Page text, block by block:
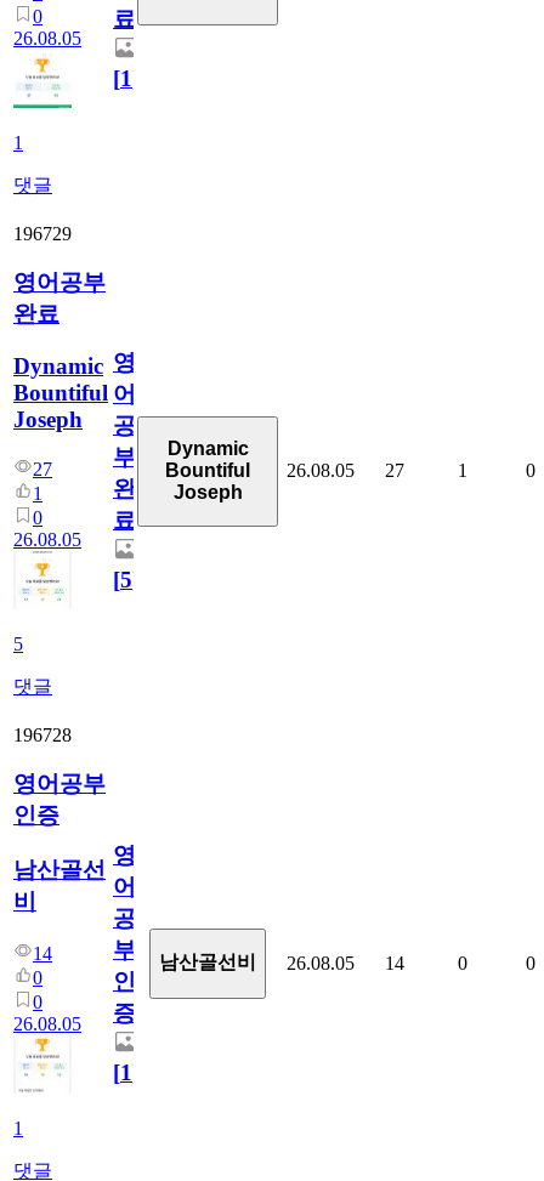
0
26.08.05
1
댓글
료
[1]
196729
영어공부
완료
Dynamic
Bountiful
Joseph
27
1
0
26.08.05
5
댓글
영
어
공
부
완
료
[5]
Dynamic
Bountiful
Joseph
26.08.05 27 1 0
196728
영어공부
인증
남산골선
비
14
0
0
26.08.05
1
댓글
영
어
공
부
인
증
[1]
남산골선비 26.08.05 14 0 0